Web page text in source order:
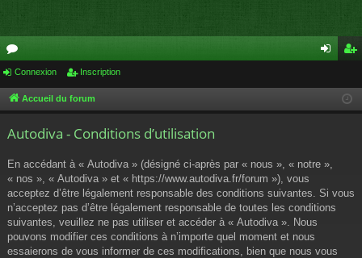
or
u cri
Connexion Inscription
Accueil du forum
Autodiva - Conditions d’utilisation
En accédant à « Autodiva » (désigné ci-après par « nous », « notre »,
« nos », « Autodiva » et « https://www.autodiva.fr/forum »), vous
acceptez d’être légalement responsable des conditions suivantes. Si vous
n’acceptez pas d’être légalement responsable de toutes les conditions
suivantes, veuillez ne pas utiliser et accéder à « Autodiva ». Nous
pouvons modifier ces conditions à n’importe quel moment et nous
essaierons de vous informer de ces modifications, bien que nous vous